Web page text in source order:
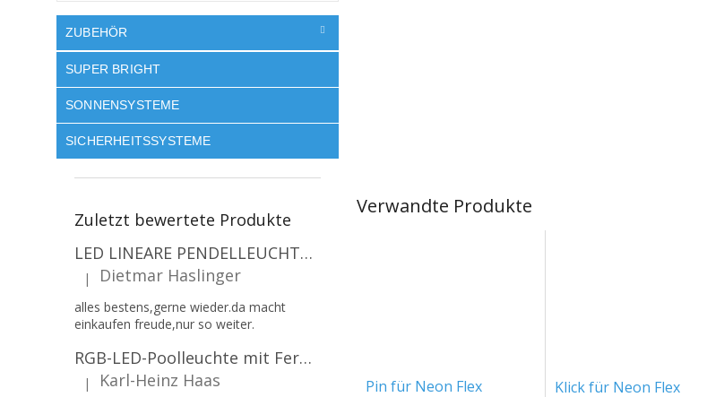
ZUBEHÖR
SUPER BRIGHT
SONNENSYSTEME
SICHERHEITSSYSTEME
Zuletzt bewertete Produkte
LED LINEARE PENDELLEUCHTE EXECULINE 120CM, 30W, 3750LM, 96°, 4000K, IP20, WEISS [207806]
Die Produktbewertung beträgt 5 von 5 Sternen.
| Dietmar Haslinger
alles bestens,gerne wieder.da macht
einkaufen freude,nur so weiter.
RGB-LED-Poolleuchte mit Fernbedienung, 12W, 1260lm, PAR56, 12V, 1+1 gratis!
Die Produktbewertung beträgt 5 von 5 Sternen.
| Karl-Heinz Haas
Verwandte Produkte
Pin für Neon Flex Klick für Neon Flex